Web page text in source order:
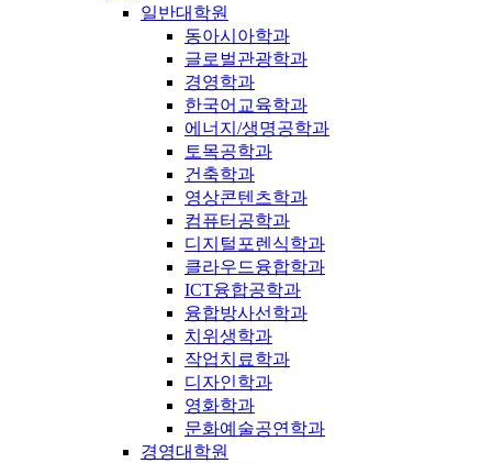
일반대학원
동아시아학과
글로벌관광학과
경영학과
한국어교육학과
에너지/생명공학과
토목공학과
건축학과
영상콘텐츠학과
컴퓨터공학과
디지털포렌식학과
클라우드융합학과
ICT융합공학과
융합방사선학과
치위생학과
작업치료학과
디자인학과
영화학과
문화예술공연학과
경영대학원